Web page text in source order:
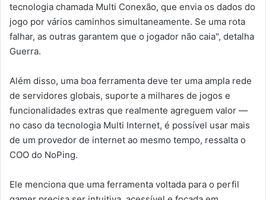
tecnologia chamada Multi Conexão, que envia os dados do
jogo por vários caminhos simultaneamente. Se uma rota
falhar, as outras garantem que o jogador não caia", detalha
Guerra.
Além disso, uma boa ferramenta deve ter uma ampla rede
de servidores globais, suporte a milhares de jogos e
funcionalidades extras que realmente agreguem valor —
no caso da tecnologia Multi Internet, é possível usar mais
de um provedor de internet ao mesmo tempo, ressalta o
COO do NoPing.
Ele menciona que uma ferramenta voltada para o perfil